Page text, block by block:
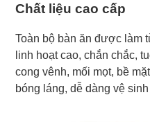
Chất liệu cao cấp
Toàn bộ bàn ăn được làm
linh hoạt cao, chắn chắc,
cong vênh, mối mọt, bề
bóng láng, dễ dàng vệ